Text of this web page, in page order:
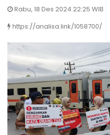
Rabu, 18 Des 2024 22:25 WIB
https://analisa.link/1058700/